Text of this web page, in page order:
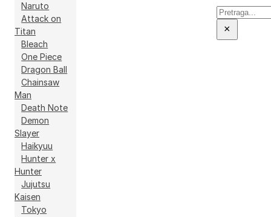
Naruto
Attack on
Titan
Bleach
One Piece
Dragon Ball
Chainsaw
Man
Death Note
Demon
Slayer
Haikyuu
Hunter x
Hunter
Jujutsu
Kaisen
Tokyo
Pretraga
×